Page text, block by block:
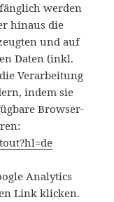
werden
hinaus die
und auf
Daten (inkl.
Verarbeitung
indem sie
Browser-
Analytics
Link klicken.